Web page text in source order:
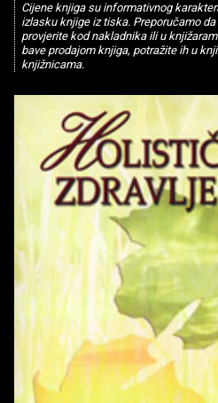
Cijene knjiga su informativnog
izlasku knjige iz tiska. Preporučamo
provjerite kod nakladnika ili u
bave prodajom knjiga, potražite ih u
knjižnicama.